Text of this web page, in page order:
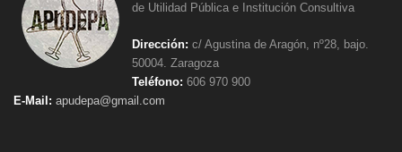
de Utilidad Pública e Institución Consultiva
Dirección: c/ Agustina de Aragón, nº28, bajo.
50004. Zaragoza
Teléfono: 606 970 900
E-Mail: apudepa@gmail.com